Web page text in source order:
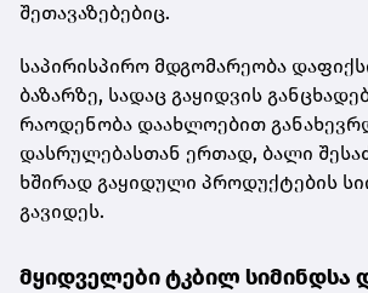
შეთავაზებებიც.
საპირისპირო მდგომარეობა
ბაზარზე, სადაც გაყიდვის
რაოდენობა დაახლოებით
დასრულებასთან ერთად, ბალი
ხშირად გაყიდული პროდუქტების
გავიდეს.
მყიდველები ტკბილ სიმინდსა